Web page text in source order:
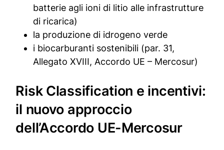
batterie agli ioni di litio alle infrastrutture
di ricarica)
la produzione di idrogeno verde
i biocarburanti sostenibili (par. 31,
Allegato XVIII, Accordo UE – Mercosur)
Risk Classification e incentivi:
il nuovo approccio
dell’Accordo UE-Mercosur